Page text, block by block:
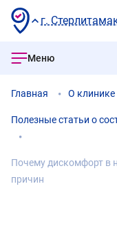
г.
Меню
Главная О клинике
Полезные статьи о
Почему дискомфорт в
причин